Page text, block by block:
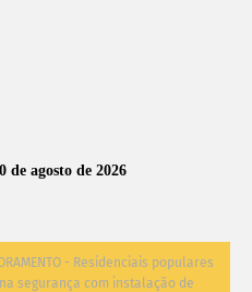
de agosto de 2026
- Residenciais populares
segurança com instalação de